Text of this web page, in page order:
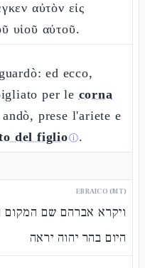
αὐτὸν εἰς
υἱοῦ αὐτοῦ.
ed ecco,
per le corna
prese l'ariete e
del figlioⓘ.
EBRAICO (MT)
ויקרא אברהם שם המקום
היום בהר יהוה יראה